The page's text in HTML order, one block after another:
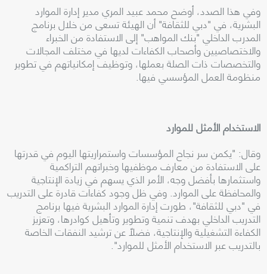
وفي هذا الصدد، أوضح محمد عبيد المري مدير إدارة الموارد
البشرية، في "دبي للثقافة" أن الهيئة تسعى من خلال برنامج
المدرب الداخلي "بنك المواهب" إلى الاستفادة من الخبراء
والاختصاصيين وأصحاب الكفاءات لديها في مختلف المجالات
والتخصصات ذات الصلة بعملها، وتوظيف إمكانياتهم في تطوير
منظومة العمل المؤسسي فيها.
الاستخدام الأمثل للموارد
وقال: "يكمن سر نجاح المؤسسات واستمراريتها اليوم في قدرتها
على الاستفادة من معارف موظفيها وخبراتهم التراكمية
واستثمارها بأفضل وجه، الأمر الذي يسهم في زيادة الإنتاجية
والمحافظة على الموارد. وفي ظل وجود كفاءات قادرة على التدريب
في "دبي للثقافة"، طورت إدارة الموارد البشرية فيها برنامج
التدريب الداخلي بهدف تنمية وتطوير وتأهيل كوادرها، وتعزيز
الكفاءة التشغيلية والإنتاجية، فضلاً عن ترشيد النفقات الخاصة
بالتدريب عبر الاستخدام الأمثل للموارد".